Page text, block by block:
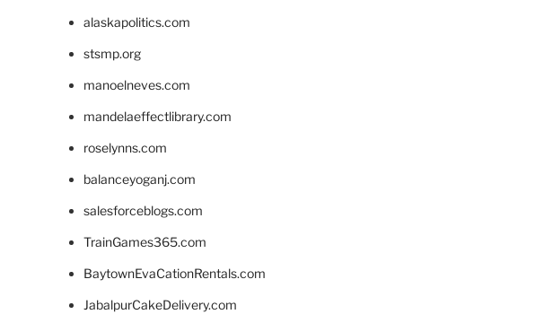
alaskapolitics.com
stsmp.org
manoelneves.com
mandelaeffectlibrary.com
roselynns.com
balanceyoganj.com
salesforceblogs.com
TrainGames365.com
BaytownEvaCationRentals.com
JabalpurCakeDelivery.com